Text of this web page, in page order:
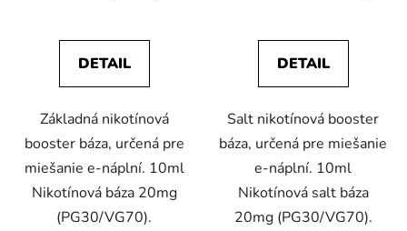
DETAIL
Základná nikotínová
booster báza, určená pre
miešanie e-náplní. 10ml
Nikotínová báza 20mg
(PG30/VG70).
DETAIL
Salt nikotínová booster
báza, určená pre miešanie
e-náplní. 10ml
Nikotínová salt báza
20mg (PG30/VG70).